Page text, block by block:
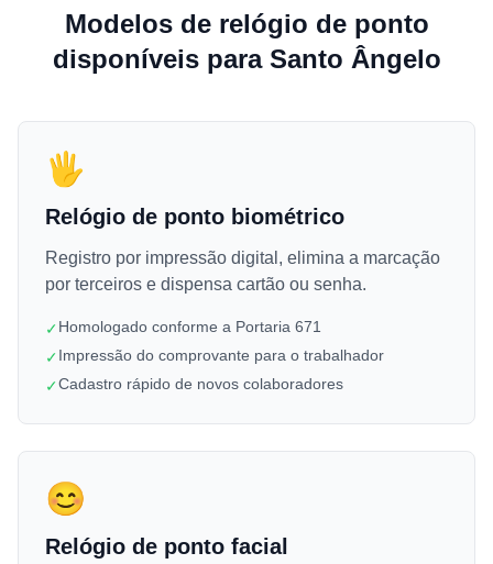
Modelos de relógio de ponto
disponíveis para Santo Ângelo
🖐️
Relógio de ponto biométrico
Registro por impressão digital, elimina a marcação
por terceiros e dispensa cartão ou senha.
✓Homologado conforme a Portaria 671
✓Impressão do comprovante para o trabalhador
✓Cadastro rápido de novos colaboradores
😊
Relógio de ponto facial